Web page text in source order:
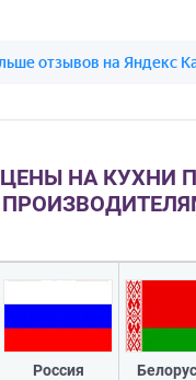
ЦЕНЫ НА КУХНИ
Россия